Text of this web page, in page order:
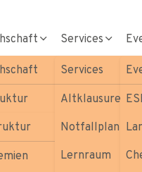
Services
Services
Altklausuren
Notfallplan
Lernraum